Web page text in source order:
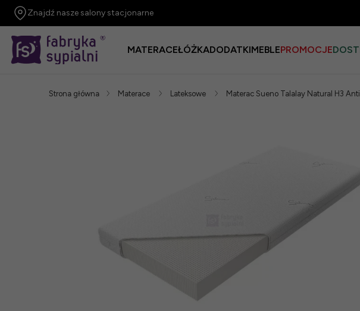
Znajdź nasze salony stacjonarne
MATERACEŁÓŻKADODATKIMEBLEPROMOCJE
Strona główna Materace Lateksowe Materac Sueno Talalay Natural H3